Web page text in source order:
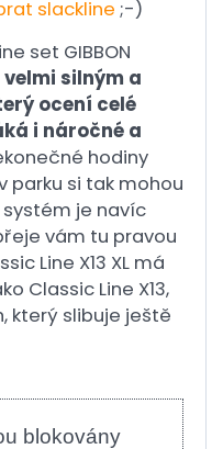
slackline ;-)
set GIBBON
silným a
ocení celé
i náročné a
hodiny
parku si tak mohou
je navíc
vám tu pravou
Line X13 XL má
Classic Line X13,
který slibuje ještě
blokovány